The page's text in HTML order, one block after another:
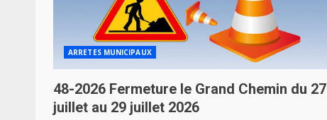
ARRETES MUNICIPAUX
48-2026 Fermeture le Grand Chemin du 27
juillet au 29 juillet 2026